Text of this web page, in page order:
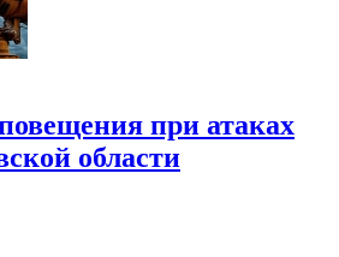
при атаках
области